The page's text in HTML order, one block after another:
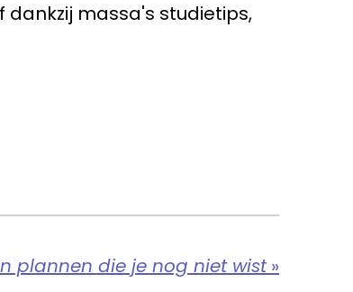
dankzij massa's studietips,
plannen die je nog niet wist »